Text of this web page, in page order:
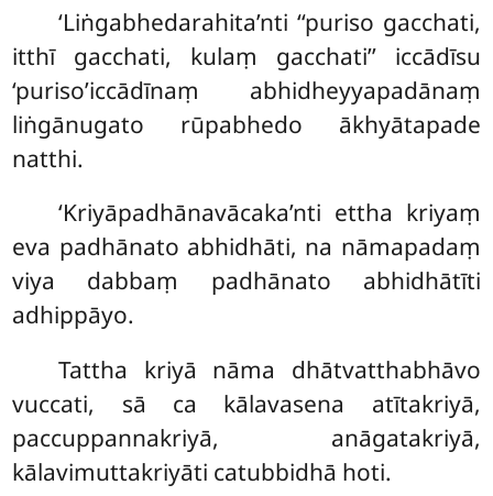
‘Liṅgabhedarahita’nti ‘‘puriso gacchati,
itthī gacchati, kulaṃ gacchati’’ iccādīsu
‘puriso’iccādīnaṃ abhidheyyapadānaṃ
liṅgānugato rūpabhedo ākhyātapade
natthi.
‘Kriyāpadhānavācaka’nti ettha kriyaṃ
eva padhānato abhidhāti, na nāmapadaṃ
viya dabbaṃ padhānato abhidhātīti
adhippāyo.
Tattha kriyā nāma dhātvatthabhāvo
vuccati, sā ca kālavasena atītakriyā,
paccuppannakriyā, anāgatakriyā,
kālavimuttakriyāti catubbidhā hoti.